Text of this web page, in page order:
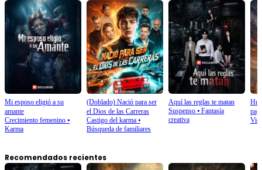
Mi esposo eligió a su
amante
Crecimiento femenino ⦁
Karma
(Doblado) Nació para ser
el Dios de las Carreras
Castigo del karma⦁
Búsqueda de familiares
Aquí las reglas te matan
Suspenso⦁ Fantasía
creativa
Recomendados recientes